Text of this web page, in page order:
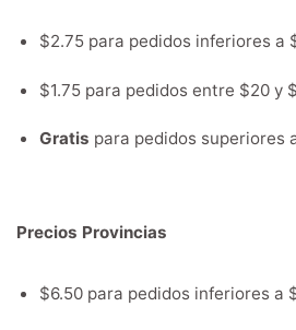
$2.75 para pedidos inferiores a
$1.75 para pedidos entre $20 y
Gratis para pedidos superiores
Precios Provincias
$6.50 para pedidos inferiores a